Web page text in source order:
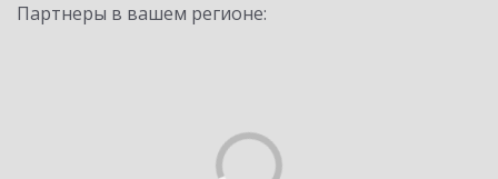
Партнеры в вашем регионе: